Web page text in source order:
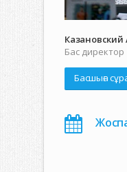
Бас директор
Басшыға